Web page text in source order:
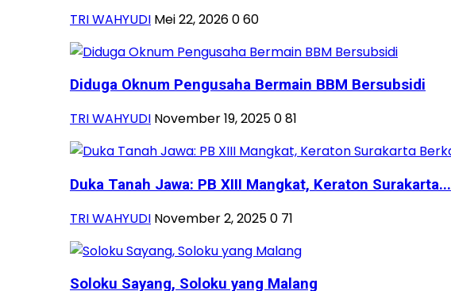
TRI WAHYUDI Mei 22, 2026060
Diduga Oknum Pengusaha Bermain BBM Bersubsidi
TRI WAHYUDI November 19, 2025081
Duka Tanah Jawa: PB XIII Mangkat, Keraton Surakarta...
TRI WAHYUDI November 2, 20250 71
Soloku Sayang, Soloku yang Malang